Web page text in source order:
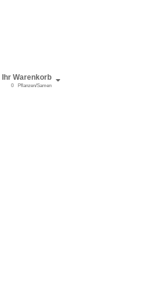
Ihr Warenkorb
Pflanzen/Samen
0